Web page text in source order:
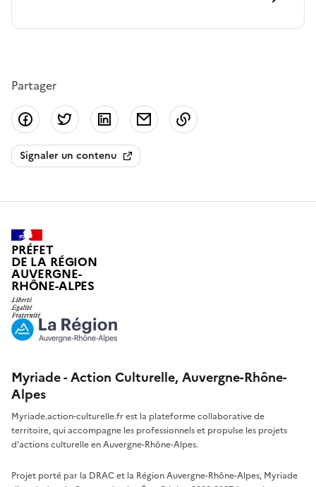
Partager
Partager sur Facebook
Partager sur Twitter
Partager sur LinkedIn
Partager par email
Signaler un contenu
PRÉFET
DE LA RÉGION
AUVERGNE-
RHÔNE-ALPES
Myriade - Action Culturelle, Auvergne-Rhône-
Alpes
Myriade.action-culturelle.fr est la plateforme collaborative de
territoire, qui accompagne les professionnels et propulse les projets
d'actions culturelle en Auvergne-Rhône-Alpes.
Projet porté par la DRAC et la Région Auvergne-Rhône-Alpes, Myriade